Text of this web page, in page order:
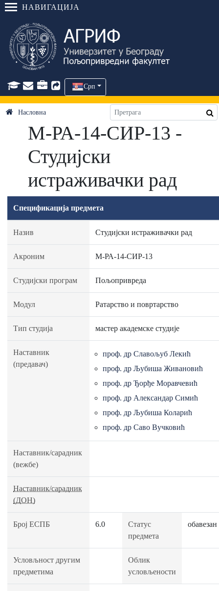
НАВИГАЦИЈА
Срп
Насловна
М-РА-14-СИР-13 -
Студијски
истраживачки рад
Спецификација предмета
Назив Студијски истраживачки рад
Акроним М-РА-14-СИР-13
Студијски програм Пољопривреда
Модул Ратарство и повртарство
Тип студија мастер академске студије
Наставник
(предавач)
проф. др Славољуб Лекић
проф. др Љубиша Живановић
проф. др Ђорђе Моравчевић
проф. др Александар Симић
проф. др Љубиша Коларић
проф. др Саво Вучковић
Наставник/сарадник
(вежбе)
Наставник/сарадник
(ДОН)
Број ЕСПБ 6.0
Статус
предмета
обавезан
Условљност другим
предметима
Облик
условљености